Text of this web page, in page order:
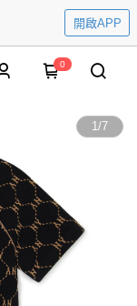
開啟APP
0
1/7